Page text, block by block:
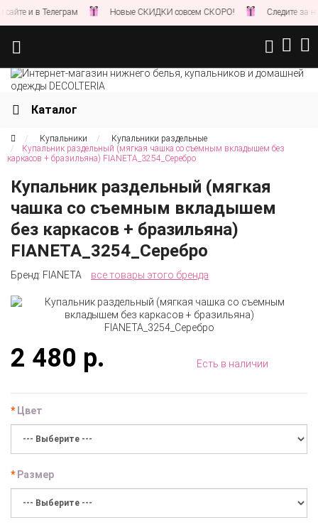
Телеграм Новые СКИДКИ совсем СКОРО! Следите за
Каталог
Купальники
Купальники раздельные
Купальник раздельный (мягкая чашка со съемным вкладышем без
каркасов + бразильяна) FIANETA_3254_Серебро
Купальник раздельный (мягкая
чашка со съемным вкладышем
без каркасов + бразильяна)
FIANETA_3254_Серебро
Бренд: FIANETA все товары этого бренда
2 480 р. Есть в наличии
Цвет
Размер